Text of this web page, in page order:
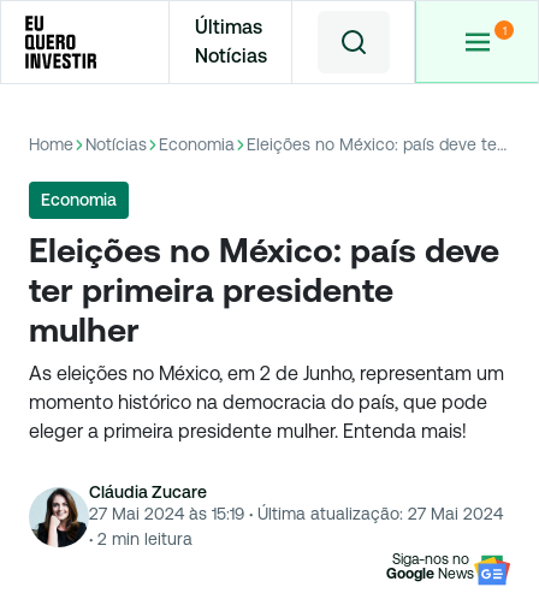
Últimas
Notícias
Home Notícias Economia Eleições no México: país deve ter primeira presidente mulher
Economia
Eleições no México: país deve
ter primeira presidente
mulher
As eleições no México, em 2 de Junho, representam um
momento histórico na democracia do país, que pode
eleger a primeira presidente mulher. Entenda mais!
Cláudia Zucare
27 Mai 2024 às 15:19 · Última atualização: 27 Mai 2024
· 2 min leitura
Siga-nos no
Google News